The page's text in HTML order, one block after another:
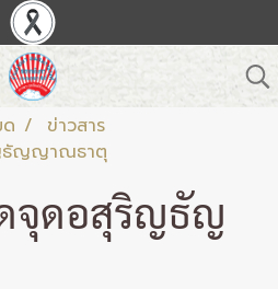
ข่าวสาร
ธัญญาณธาตุ
จุดอสุริญธัญ